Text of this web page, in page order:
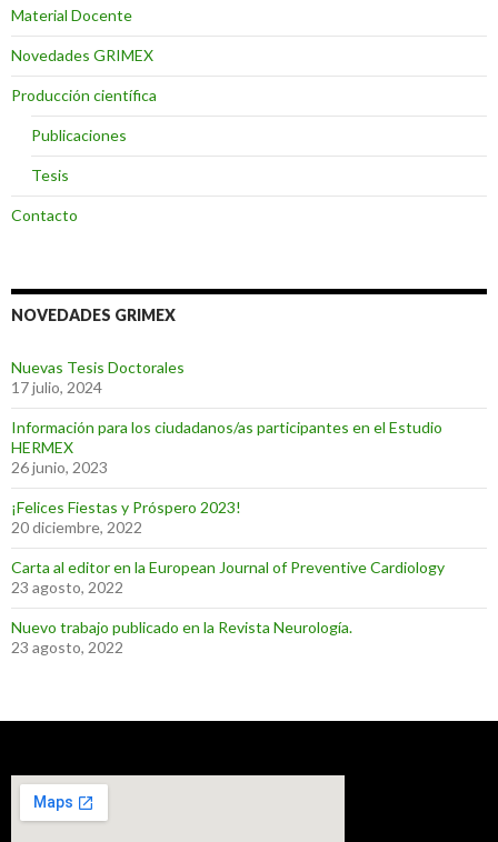
Material Docente
Novedades GRIMEX
Producción científica
Publicaciones
Tesis
Contacto
NOVEDADES GRIMEX
Nuevas Tesis Doctorales
17 julio, 2024
Información para los ciudadanos/as participantes en el Estudio
HERMEX
26 junio, 2023
¡Felices Fiestas y Próspero 2023!
20 diciembre, 2022
Carta al editor en la European Journal of Preventive Cardiology
23 agosto, 2022
Nuevo trabajo publicado en la Revista Neurología.
23 agosto, 2022